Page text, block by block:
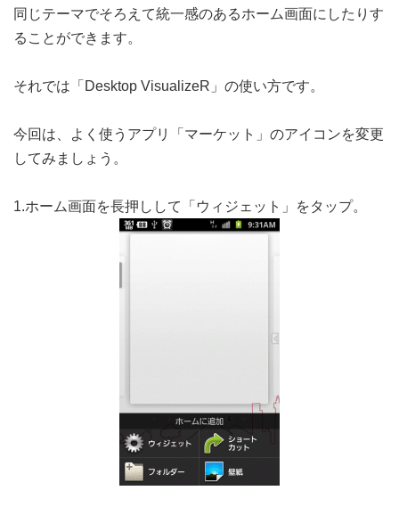
同じテーマでそろえて統一感のあるホーム画面にしたりす
ることができます。
それでは「Desktop VisualizeR」の使い方です。
今回は、よく使うアプリ「マーケット」のアイコンを変更
してみましょう。
1.ホーム画面を長押しして「ウィジェット」をタップ。